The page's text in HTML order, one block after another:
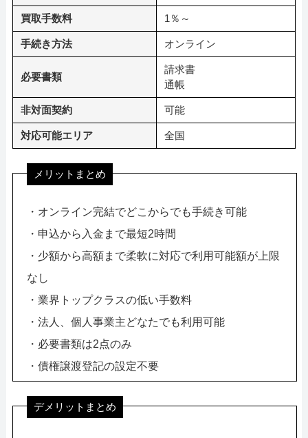
買取手数料 1％～
手続き方法 オンライン
必要書類
請求書
通帳
非対面契約 可能
対応可能エリア 全国
メリットまとめ
・オンライン完結でどこからでも手続き可能
・申込から入金まで最短2時間
・少額から高額まで柔軟に対応で利用可能額が上限
なし
・業界トップクラスの低い手数料
・法人、個人事業主どなたでも利用可能
・必要書類は2点のみ
・債権譲渡登記の設定不要
デメリットまとめ